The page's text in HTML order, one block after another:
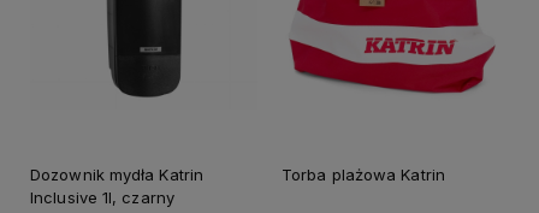
Dozownik mydła Katrin
Inclusive 1l, czarny
Torba plażowa Katrin